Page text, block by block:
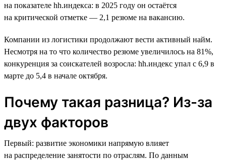
на показателе hh.индекса: в 2025 году он остаётся
на критической отметке — 2,1 резюме на вакансию.
Компании из логистики продолжают вести активный найм.
Несмотря на то что количество резюме увеличилось на 81%,
конкуренция за соискателей возросла: hh.индекс упал с 6,9 в
марте до 5,4 в начале октября.
Почему такая разница? Из-за
двух факторов
Первый: развитие экономики напрямую влияет
на распределение занятости по отраслям. По данным